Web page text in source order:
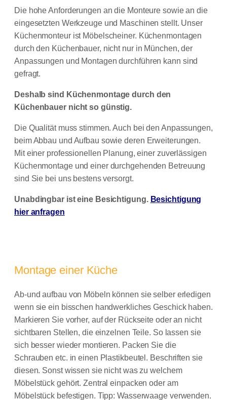
Die hohe Anforderungen an die Monteure sowie an die
eingesetzten Werkzeuge und Maschinen stellt. Unser
Küchenmonteur ist Möbelscheiner. Küchenmontagen
durch den Küchenbauer, nicht nur in München, der
Anpassungen und Montagen durchführen kann sind
gefragt.
Deshalb sind Küchenmontage durch den
Küchenbauer nicht so günstig.
Die Qualität muss stimmen. Auch bei den Anpassungen,
beim Abbau und Aufbau sowie deren Erweiterungen.
Mit einer professionellen Planung, einer zuverlässigen
Küchenmontage und einer durchgehenden Betreuung
sind Sie bei uns bestens versorgt.
Unabdingbar ist eine Besichtigung. Besichtigung
hier anfragen
Montage einer Küche
Ab-und aufbau von Möbeln können sie selber erledigen
wenn sie ein bisschen handwerkliches Geschick haben.
Markieren Sie vorher, auf der Rückseite oder an nicht
sichtbaren Stellen, die einzelnen Teile. So lassen sie
sich besser wieder montieren. Packen Sie die
Schrauben etc. in einen Plastikbeutel. Beschriften sie
diesen. Sonst wissen sie nicht was zu welchem
Möbelstück gehört. Zentral einpacken oder am
Möbelstück befestigen. Tipp: Wasserwaage verwenden.